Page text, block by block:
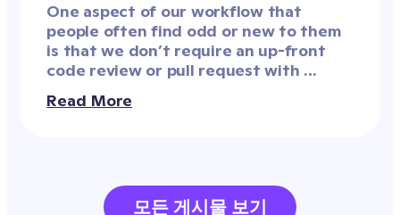
One aspect of our workflow that
people often find odd or new to them
is that we don’t require an up-front
code review or pull request with
pushing to production. This often
reactions ranging from curiosity to
aversion.
Read More
모든 게시물 보기